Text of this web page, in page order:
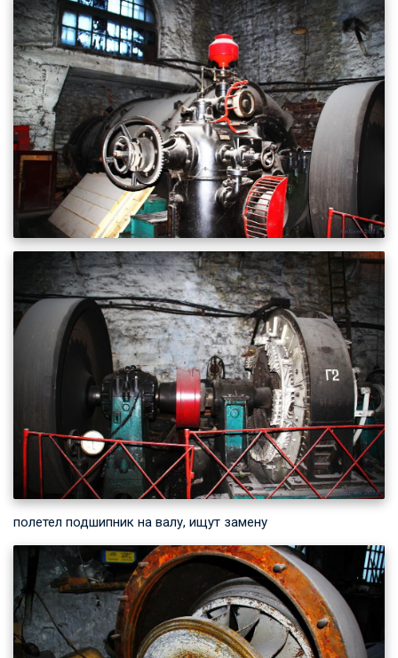
полетел подшипник на валу, ищут замену